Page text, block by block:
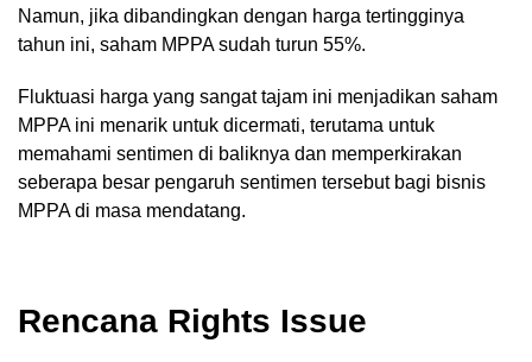
Namun, jika dibandingkan dengan harga tertingginya
tahun ini, saham MPPA sudah turun 55%.
Fluktuasi harga yang sangat tajam ini menjadikan saham
MPPA ini menarik untuk dicermati, terutama untuk
memahami sentimen di baliknya dan memperkirakan
seberapa besar pengaruh sentimen tersebut bagi bisnis
MPPA di masa mendatang.
Rencana Rights Issue